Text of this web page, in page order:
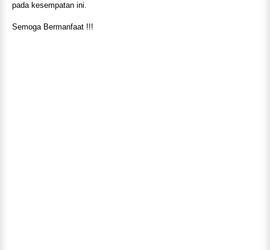
pada kesempatan ini.
Semoga Bermanfaat !!!